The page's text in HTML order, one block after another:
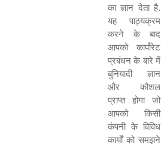
का ज्ञान देता है.
यह पाठ्यक्रम
करने के बाद
आपको कार्पोरेट
प्रबंधन के बारे में
बुनियादी ज्ञान
और कौशल
प्राप्त होगा जो
आपको किसी
कंपनी के विविध
कार्यों को समझने